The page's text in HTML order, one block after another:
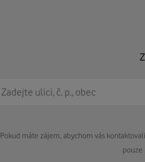
Pokud máte zájem, abychom vás
pouze